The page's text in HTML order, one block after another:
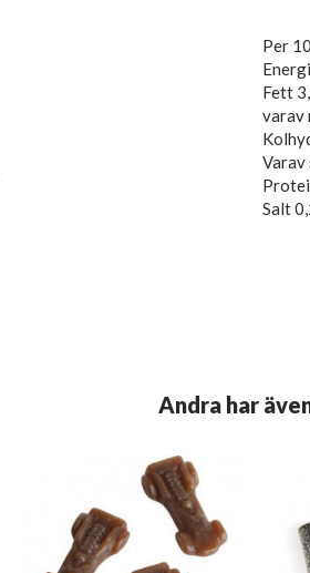
Per
Fett
varav
Varav
Salt
Andra har